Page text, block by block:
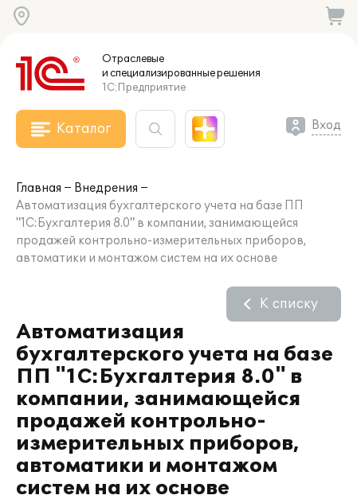
Отраслевые
и специализированныерешения
1С:Предприятие
Каталог Вход
Главная
Внедрения
Автоматизация бухгалтерского учета на базе ПП
"1С:Бухгалтерия 8.0" в компании, занимающейся
продажей контрольно-измерительных приборов,
автоматики и монтажом систем на их основе
Автоматизация
бухгалтерского учета на базе
ПП "1С:Бухгалтерия 8.0" в
компании, занимающейся
продажей контрольно-
измерительных приборов,
автоматики и монтажом
систем на их основе
К списку